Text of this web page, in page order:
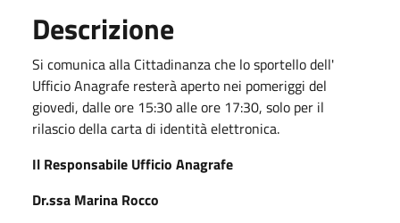
Descrizione
Si comunica alla Cittadinanza che lo sportello dell'
Ufficio Anagrafe resterà aperto nei pomeriggi del
giovedi, dalle ore 15:30 alle ore 17:30, solo per il
rilascio della carta di identità elettronica.
Il Responsabile Ufficio Anagrafe
Dr.ssa Marina Rocco